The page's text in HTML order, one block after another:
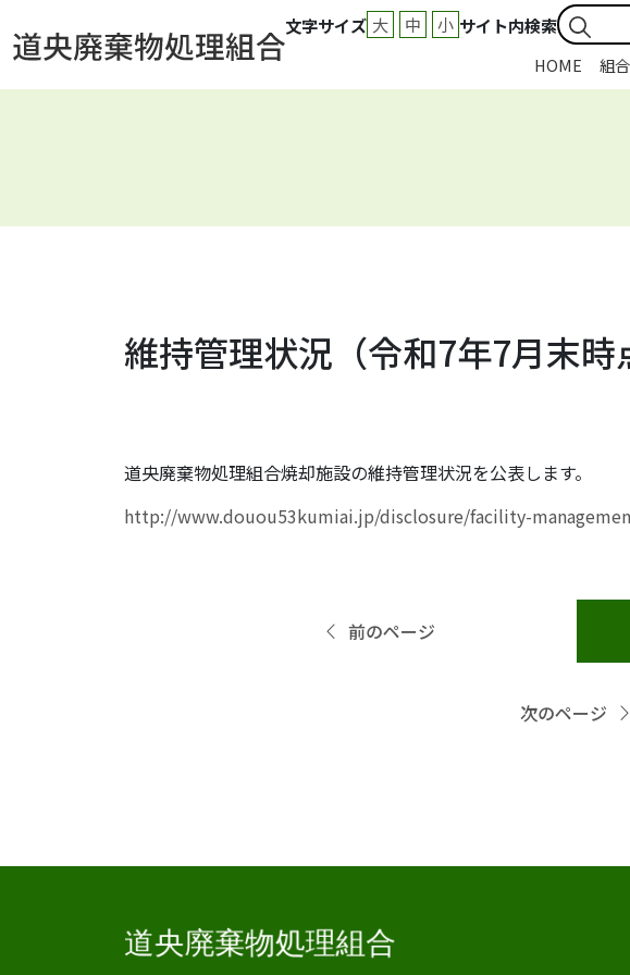
HOME 組
文字サイズ 大 中 小 サイト内検索
維持管理状況（令和7年7月末時
道央廃棄物処理組合焼却施設の維持管理状況を公表します。
http://www.douou53kumiai.jp/disclosure/facility-
前のページ
次のページ